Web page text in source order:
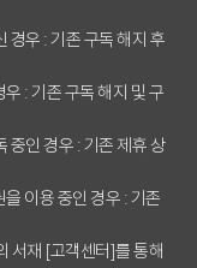
경우 : 기존 구독 해지 후
: 기존 구독 해지 및 구
중인 경우 : 기존 제휴 상
이용 중인 경우 : 기존
서재 [고객센터]를 통해